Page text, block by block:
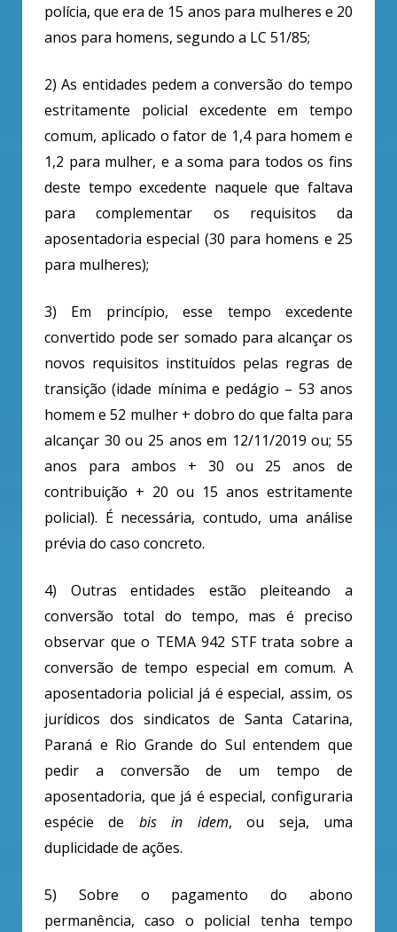
polícia, que era de 15 anos para mulheres e 20
anos para homens, segundo a LC 51/85;
2) As entidades pedem a conversão do tempo
estritamente policial excedente em tempo
comum, aplicado o fator de 1,4 para homem e
1,2 para mulher, e a soma para todos os fins
deste tempo excedente naquele que faltava
para complementar os requisitos da
aposentadoria especial (30 para homens e 25
para mulheres);
3) Em princípio, esse tempo excedente
convertido pode ser somado para alcançar os
novos requisitos instituídos pelas regras de
transição (idade mínima e pedágio – 53 anos
homem e 52 mulher + dobro do que falta para
alcançar 30 ou 25 anos em 12/11/2019 ou; 55
anos para ambos + 30 ou 25 anos de
contribuição + 20 ou 15 anos estritamente
policial). Énecessária, contudo, uma análise
prévia do caso concreto.
4) Outras entidades estão pleiteando a
conversão total do tempo, mas é preciso
observar que o TEMA 942 STF trata sobre a
conversão de tempo especial em comum. A
aposentadoria policial já é especial, assim, os
jurídicos dos sindicatos de Santa Catarina,
Paraná e Rio Grande do Sul entendem que
pedir a conversão de um tempo de
aposentadoria, que já é especial, configuraria
espécie de bis in idem, ou seja, uma
duplicidade de ações.
5) Sobre o pagamento do abono
permanência, caso o policial tenha tempo